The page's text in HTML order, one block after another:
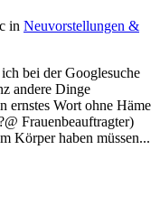
in Neuvorstellungen &
bei der Googlesuche
andere Dinge
ernstes Wort ohne Häme
Frauenbeauftragter)
Körper haben müssen...